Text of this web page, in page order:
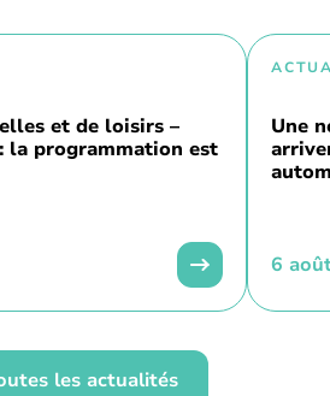
et de loisirs –
la programmation est
Une
6
les actualités